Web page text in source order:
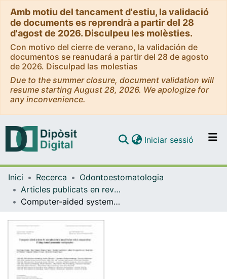
Amb motiu del tancament d'estiu, la validació
de documents es reprendrà a partir del 28
d'agost de 2026. Disculpeu les molèsties.
Con motivo del cierre de verano, la validación de
documentos se reanudará a partir del 28 de agosto
de 2026. Disculpad las molestias
Due to the summer closure, document validation will
resume starting August 28, 2026. We apologize for
any inconvenience.
Navega per tot el DD
Iniciar sessió (current)
Inici Recerca
Odontoestomatologia
Articles publicats en revistes (Odontoestomatologia)
Computer-aided system for morphometric mandibular index computation (Using dental panoramic radiographs)